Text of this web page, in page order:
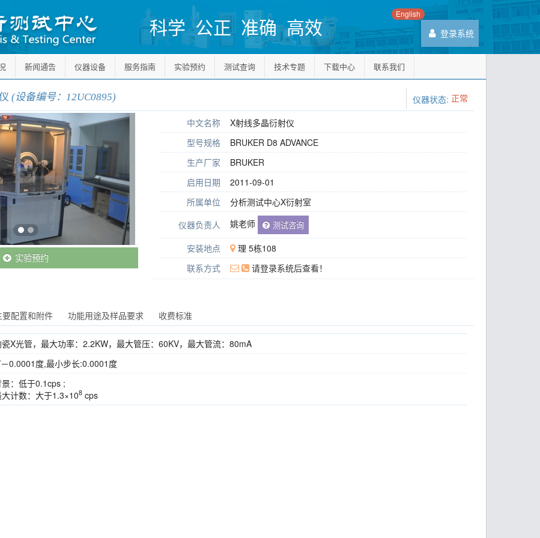
科学 公正 准确 高效
English
登录系统
新闻通告 仪器设备 服务指南 实验预约 测试查询 技术专题 下载中心 联系我们
(设备编号：12UC0895) 仪器状态: 正常
实验预约
中文名称
X射线多晶衍射仪
型号规格
BRUKER D8 ADVANCE
生产厂家
BRUKER
启用日期
2011-09-01
所属单位
分析测试中心X衍射室
仪器负责人
姚老师 测试咨询
安装地点
理 5栋108
联系方式
请登录系统后查看！
要配置和附件 功能用途及样品要求 收费标准
瓷X光管，最大功率：2.2KW，最大管压：60KV，最大管流：80mA
0.0001度,最小步长:0.0001度
：低于0.1cps ;
计数：大于1.3×108 cps